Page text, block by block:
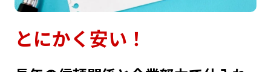
とにかく安い！